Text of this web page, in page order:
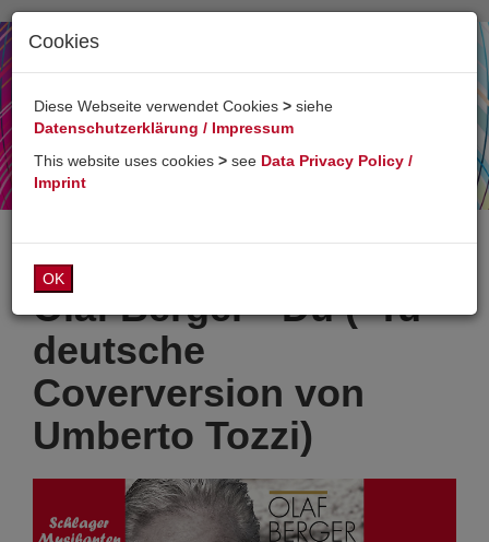
Toggle
Olaf Berger - Du ("Tu"
deutsche
Coverversion von
Umberto Tozzi)
Cookies
Diese Webseite verwendet Cookies > siehe
Datenschutzerklärung / Impressum
This website uses cookies > see Data Privacy Policy /
Imprint
OK